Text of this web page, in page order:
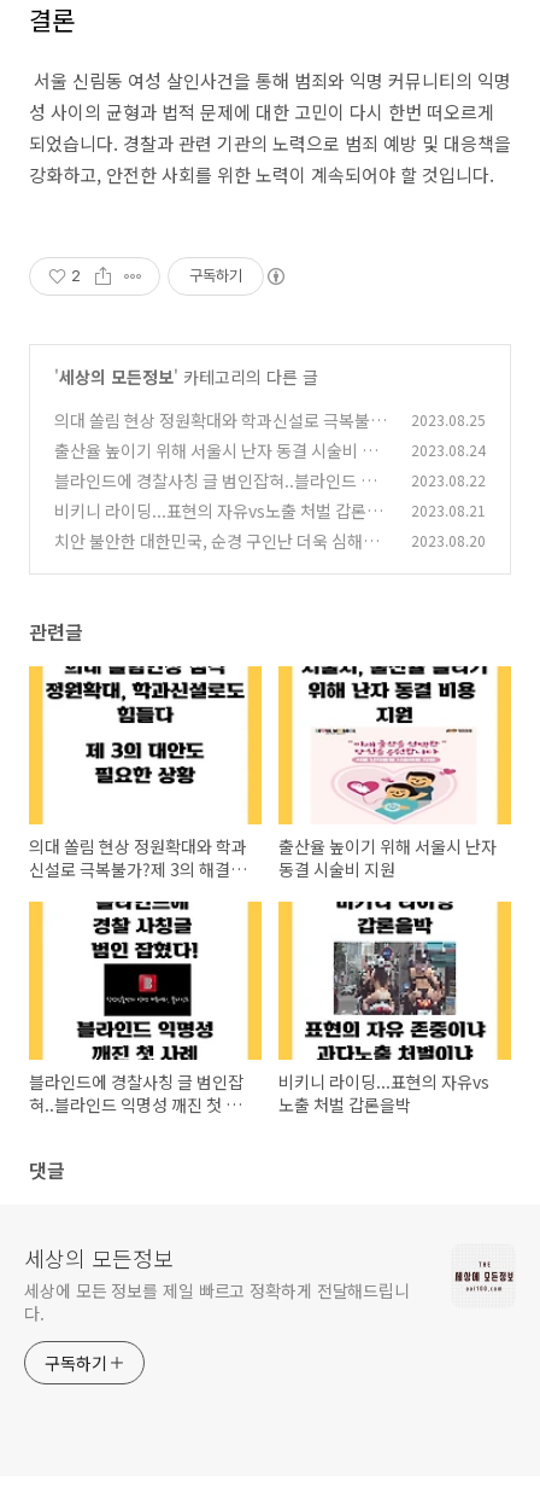
결론
서울 신림동 여성 살인사건을 통해 범죄와 익명 커뮤니티의 익명
성 사이의 균형과 법적 문제에 대한 고민이 다시 한번 떠오르게
되었습니다. 경찰과 관련 기관의 노력으로 범죄 예방 및 대응책을
강화하고, 안전한 사회를 위한 노력이 계속되어야 할 것입니다.
2 구독하기
'세상의 모든정보' 카테고리의 다른 글
의대 쏠림 현상 정원확대와 학과신설로 극복불
가?제 3의 해결책 생각해야
(0)
2023.08.25
출산율 높이기 위해 서울시 난자 동결 시술비 지
원
(0)
2023.08.24
블라인드에 경찰사칭 글 범인잡혀..블라인드 익
명성 깨진 첫 사례 (0)
2023.08.22
비키니 라이딩...표현의 자유vs노출 처벌 갑론을
박
(0)
2023.08.21
치안 불안한 대한민국, 순경 구인난 더욱 심해졌
2023.08.20
관련글
의대 쏠림 현상 정원확대와 학과
신설로 극복불가?제 3의 해결책
출산율 높이기 위해 서울시 난자
동결 시술비 지원
블라인드에 경찰사칭 글 범인잡
혀..블라인드 익명성 깨진 첫 사
비키니 라이딩...표현의 자유vs
노출 처벌 갑론을박
댓글
세상의 모든정보
세상에 모든 정보를 제일 빠르고 정확하게 전달해드립니
다.
구독하기